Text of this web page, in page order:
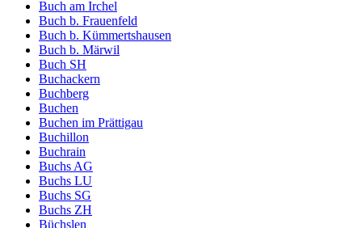
Buch am Irchel
Buch b. Frauenfeld
Buch b. Kümmertshausen
Buch b. Märwil
Buch SH
Buchackern
Buchberg
Buchen
Buchen im Prättigau
Buchillon
Buchrain
Buchs AG
Buchs LU
Buchs SG
Buchs ZH
Büchslen